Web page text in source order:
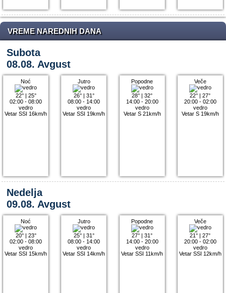
VREME NAREDNIH DANA
Subota
08.08. Avgust
Noć
22°| 25°
02:00 - 08:00
vedro
Vetar SSI 16km/h
Jutro
26°| 31°
08:00 - 14:00
vedro
Vetar SSI 19km/h
Popodne
28° |32°
14:00 - 20:00
vedro
Vetar S 21km/h
Veče
22° |27°
20:00 - 02:00
vedro
Vetar S 19km/h
Nedelja
09.08. Avgust
Noć
20°| 23°
02:00 - 08:00
vedro
Vetar SSI 15km/h
Jutro
25°| 31°
08:00 - 14:00
vedro
Vetar SSI 14km/h
Popodne
27° |31°
14:00 - 20:00
vedro
Vetar SSI 11km/h
Veče
21° |27°
20:00 - 02:00
vedro
Vetar SSI 12km/h